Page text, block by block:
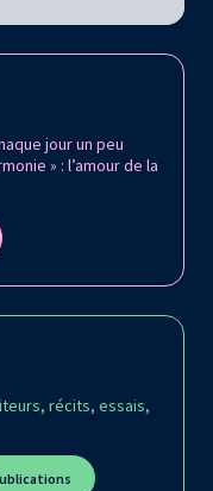
jour un peu
» : l’amour de la
récits, essais,